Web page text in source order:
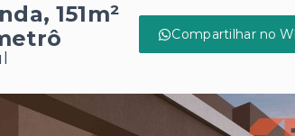
151m²
Compartilhar no